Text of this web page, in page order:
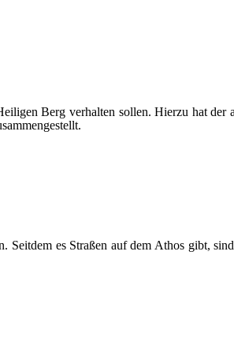
Berg verhalten sollen. Hierzu hat der
es Straßen auf dem Athos gibt,